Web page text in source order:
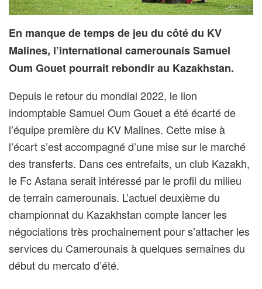
En manque de temps de jeu du côté du KV
Malines, l’international camerounais Samuel
Oum Gouet pourrait rebondir au Kazakhstan.
Depuis le retour du mondial 2022, le lion
indomptable Samuel Oum Gouet a été écarté de
l’équipe première du KV Malines. Cette mise à
l’écart s’est accompagné d’une mise sur le marché
des transferts. Dans ces entrefaits, un club Kazakh,
le Fc Astana serait intéressé par le profil du milieu
de terrain camerounais. L’actuel deuxième du
championnat du Kazakhstan compte lancer les
négociations très prochainement pour s’attacher les
services du Camerounais à quelques semaines du
début du mercato d’été.